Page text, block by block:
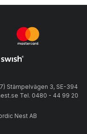
Stämpelvägen 3, SE-394
Tel. 0480 - 44 99 20
Nest AB